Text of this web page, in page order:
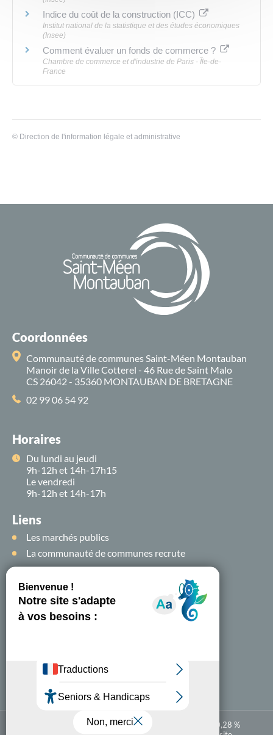
Indice du coût de la construction (ICC)
Institut national de la statistique et des études économiques
(Insee)
Comment évaluer un fonds de commerce ?
Chambre de commerce et d'industrie de Paris - Île-de-
France
© Direction de l'information légale et administrative
A+
Coordonnées
Communauté de communes Saint-Méen Montauban
Manoir de la Ville Cotterel - 46 Rue de Saint Malo
CS 26042 - 35360 MONTAUBAN DE BRETAGNE
02 99 06 54 92
Horaires
Du lundi au jeudi
9h-12h et 14h-17h15
Le vendredi
9h-12h et 14h-17h
Liens
Les marchés publics
La communauté de communes recrute
Suivez-nous sur
les
réseaux sociaux !
Nous contacter
Accessibilité numérique : partiellement conforme à 80,28 %